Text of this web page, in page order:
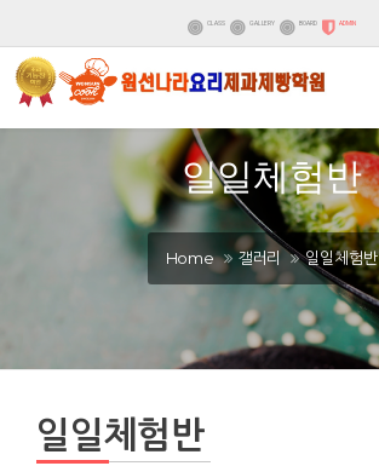
CLASS GALLERY BOARD ADMIN
일일체험반
Home 갤러리 일일체험반
일일체험반